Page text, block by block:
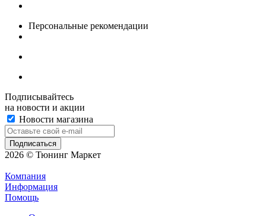
Персональные рекомендации
Подписывайтесь
на новости и акции
Новости магазина
2026 © Тюнинг Маркет
Компания
Информация
Помощь